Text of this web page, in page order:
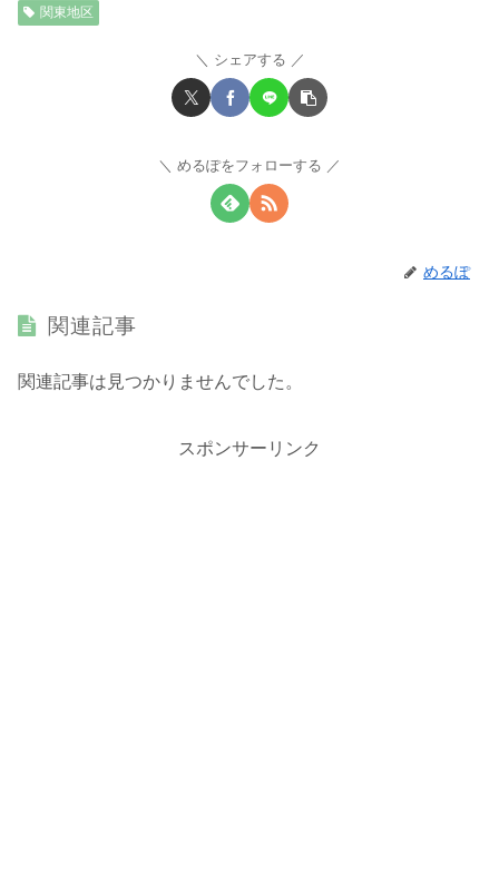
関東地区
シェアする
めるぽをフォローする
めるぽ
関連記事
関連記事は見つかりませんでした。
スポンサーリンク